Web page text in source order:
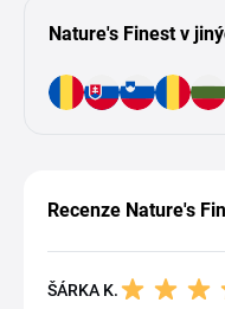
Nature's Finest v
Recenze Nature's
ŠÁRKA K.